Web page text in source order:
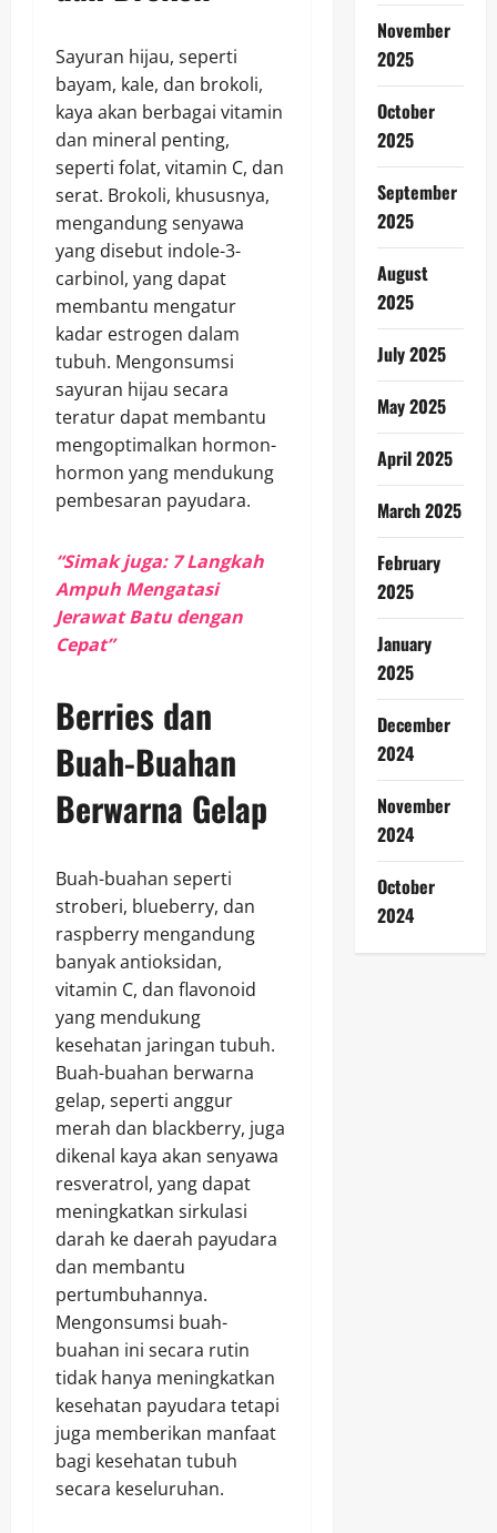
Sayuran hijau, seperti
bayam, kale, dan brokoli,
kaya akan berbagai vitamin
dan mineral penting,
seperti folat, vitamin C, dan
serat. Brokoli, khususnya,
mengandung senyawa
yang disebut indole-3-
carbinol, yang dapat
membantu mengatur
kadar estrogen dalam
tubuh. Mengonsumsi
sayuran hijau secara
teratur dapat membantu
mengoptimalkan hormon-
hormon yang mendukung
pembesaran payudara.
“Simak juga: 7 Langkah
Ampuh Mengatasi
Jerawat Batu dengan
Cepat”
Berries dan
Buah-Buahan
Berwarna Gelap
Buah-buahan seperti
stroberi, blueberry, dan
raspberry mengandung
banyak antioksidan,
vitamin C, dan flavonoid
yang mendukung
kesehatan jaringan tubuh.
Buah-buahan berwarna
gelap, seperti anggur
merah dan blackberry, juga
dikenal kaya akan senyawa
resveratrol, yang dapat
meningkatkan sirkulasi
darah ke daerah payudara
dan membantu
pertumbuhannya.
Mengonsumsi buah-
buahan ini secara rutin
tidak hanya meningkatkan
kesehatan payudara tetapi
juga memberikan manfaat
bagi kesehatan tubuh
secara keseluruhan.
November
2025
October
2025
September
2025
August
2025
July 2025
May 2025
April 2025
March 2025
February
2025
January
2025
December
2024
November
2024
October
2024